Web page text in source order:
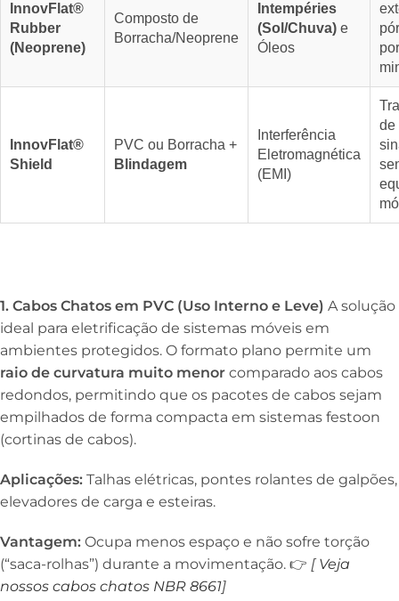
InnovFlat®
Rubber
(Neoprene)
Composto de
Borracha/Neoprene
Intempéries
(Sol/Chuva) e
Óleos
InnovFlat®
Shield
PVC ou Borracha +
Blindagem
Interferência
Eletromagnética
(EMI)
de
1. Cabos Chatos em PVC (Uso Interno e Leve) A solução
ideal para eletrificação de sistemas móveis em
ambientes protegidos. O formato plano permite um
raio de curvatura muito menor comparado aos cabos
redondos, permitindo que os pacotes de cabos sejam
empilhados de forma compacta em sistemas festoon
(cortinas de cabos).
Aplicações: Talhas elétricas, pontes rolantes de galpões,
elevadores de carga e esteiras.
Vantagem: Ocupa menos espaço e não sofre torção
(“saca-rolhas”) durante a movimentação. 👉 [Veja
nossos cabos chatos NBR 8661]